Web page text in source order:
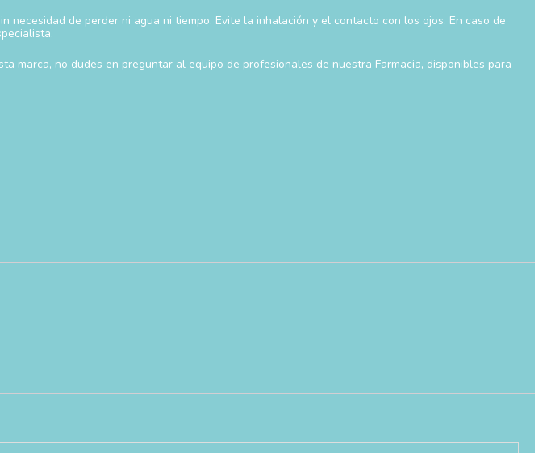
de perder ni agua ni tiempo. Evite la inhalación y el contacto con los ojos. En caso de
marca, no dudes en preguntar al equipo de profesionales de nuestra Farmacia, disponibles para